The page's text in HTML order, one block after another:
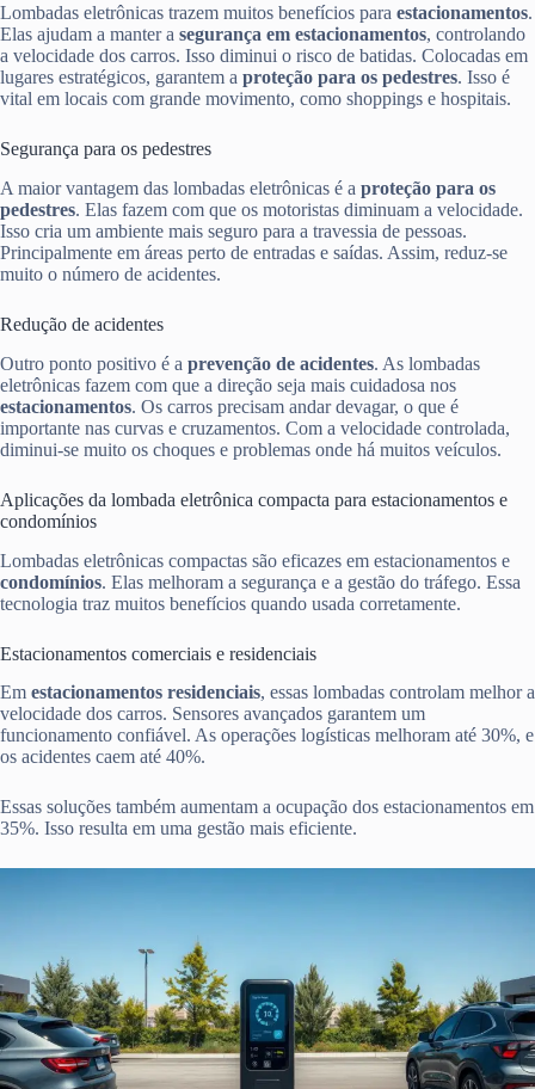
Lombadas eletrônicas trazem muitos benefícios para estacionamentos.
Elas ajudam a manter a segurança em estacionamentos, controlando
a velocidade dos carros. Isso diminui o risco de batidas. Colocadas em
lugares estratégicos, garantem a proteção para os pedestres. Isso é
vital em locais com grande movimento, como shoppings e hospitais.
Segurança para os pedestres
A maior vantagem das lombadas eletrônicas é a proteção para os
pedestres. Elas fazem com que os motoristas diminuam a velocidade.
Isso cria um ambiente mais seguro para a travessia de pessoas.
Principalmente em áreas perto de entradas e saídas. Assim, reduz-se
muito o número de acidentes.
Redução de acidentes
Outro ponto positivo é a prevenção de acidentes. As lombadas
eletrônicas fazem com que a direção seja mais cuidadosa nos
estacionamentos. Os carros precisam andar devagar, o que é
importante nas curvas e cruzamentos. Com a velocidade controlada,
diminui-se muito os choques e problemas onde há muitos veículos.
Aplicações da lombada eletrônica compacta para estacionamentos e
condomínios
Lombadas eletrônicas compactas são eficazes em estacionamentos e
condomínios. Elas melhoram a segurança e a gestão do tráfego. Essa
tecnologia traz muitos benefícios quando usada corretamente.
Estacionamentos comerciais e residenciais
Em estacionamentos residenciais, essas lombadas controlam melhor a
velocidade dos carros. Sensores avançados garantem um
funcionamento confiável. As operações logísticas melhoram até 30%, e
os acidentes caem até 40%.
Essas soluções também aumentam a ocupação dos estacionamentos em
35%. Isso resulta em uma gestão mais eficiente.